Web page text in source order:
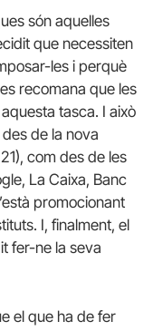
són aquelles
que necessiten
les i perquè
recomana que les
tasca. I això
de la nova
com des de les
La Caixa, Banc
promocionant
I, finalment, el
fer-ne la seva
el que ha de fer